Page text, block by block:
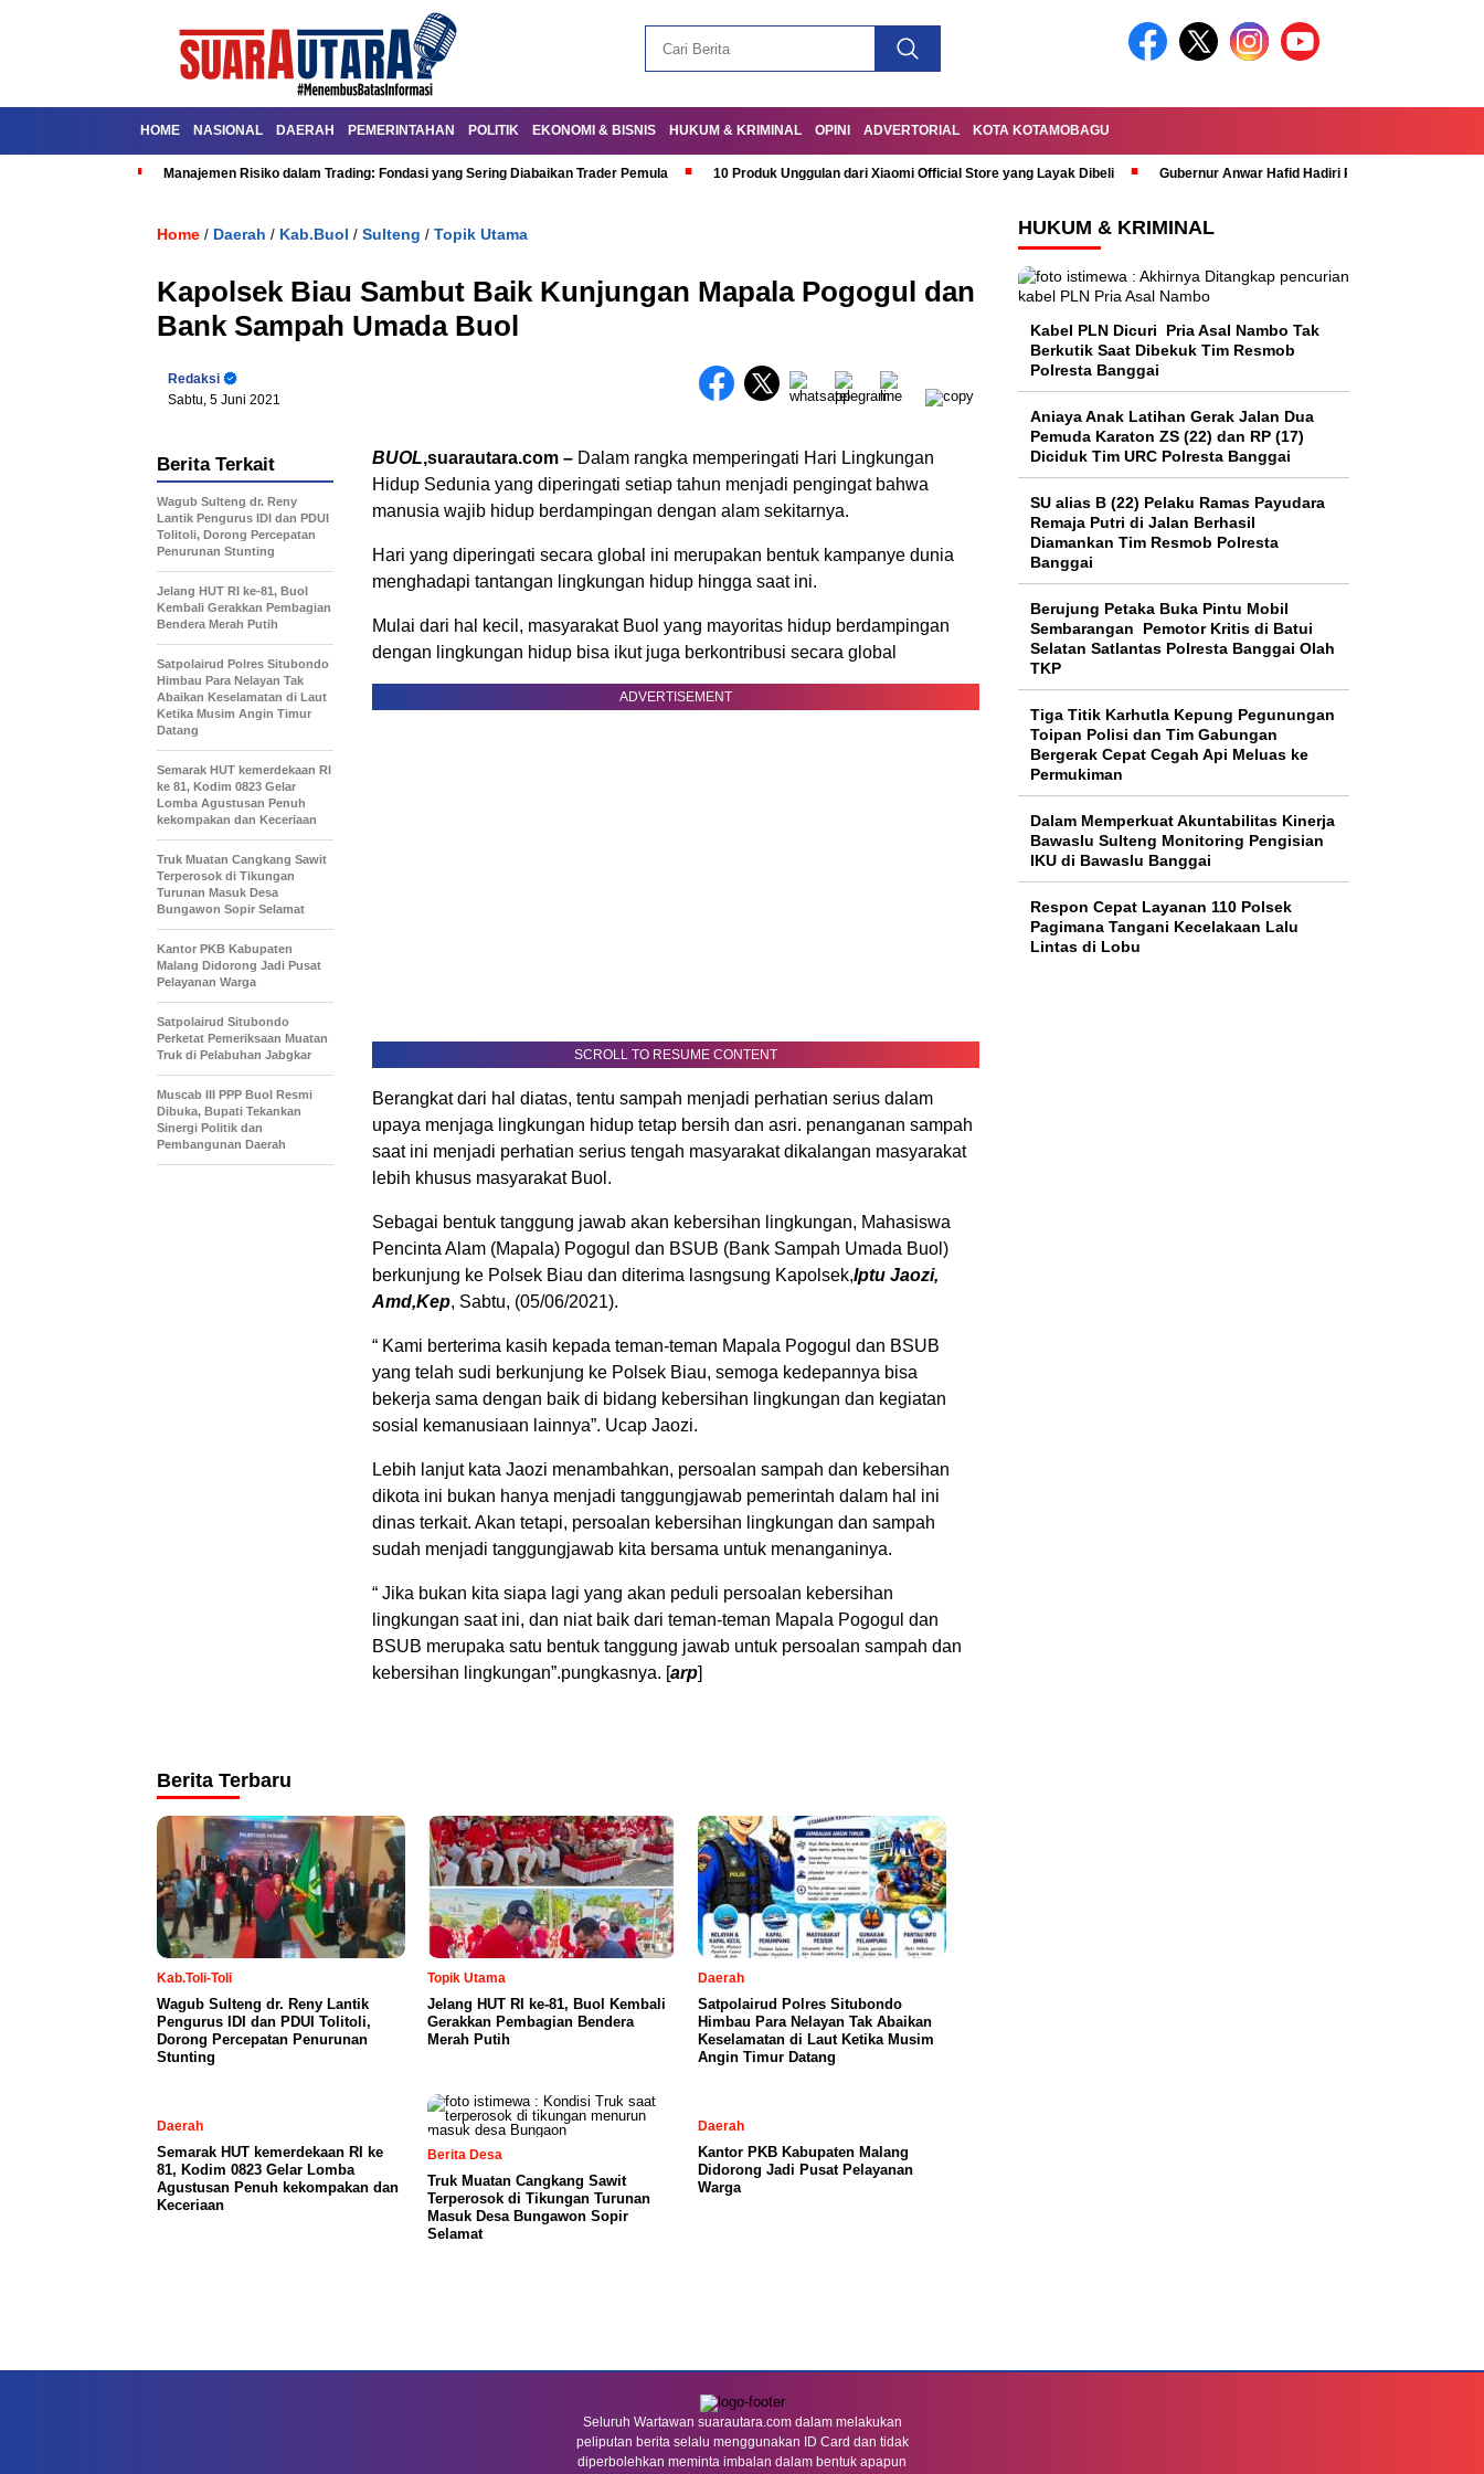
HOME NASIONAL DAERAH PEMERINTAHAN POLITIK EKONOMI & BISNIS HUKUM & KRIMINAL OPINI ADVERTORIAL KOTA KOTAMOBAGU
Manajemen Risiko dalam Trading: Fondasi yang Sering Diabaikan Trader Pemula 10 Produk Unggulan dari Xiaomi Official Store yang Layak Dibeli Gubernur Anwar Hafid Hadiri Rapat Paripurna
Home / Daerah / Kab.Buol / Sulteng / Topik Utama
Kapolsek Biau Sambut Baik Kunjungan Mapala Pogogul dan
Bank Sampah Umada Buol
Redaksi
Sabtu, 5 Juni 2021
BUOL,suarautara.com – Dalam rangka memperingati Hari Lingkungan
Hidup Sedunia yang diperingati setiap tahun menjadi pengingat bahwa
manusia wajib hidup berdampingan dengan alam sekitarnya.
Hari yang diperingati secara global ini merupakan bentuk kampanye dunia
menghadapi tantangan lingkungan hidup hingga saat ini.
Mulai dari hal kecil, masyarakat Buol yang mayoritas hidup berdampingan
dengan lingkungan hidup bisa ikut juga berkontribusi secara global
ADVERTISEMENT
SCROLL TO RESUME CONTENT
Berangkat dari hal diatas, tentu sampah menjadi perhatian serius dalam
upaya menjaga lingkungan hidup tetap bersih dan asri. penanganan sampah
saat ini menjadi perhatian serius tengah masyarakat dikalangan masyarakat
lebih khusus masyarakat Buol.
Sebagai bentuk tanggung jawab akan kebersihan lingkungan, Mahasiswa
Pencinta Alam (Mapala) Pogogul dan BSUB (Bank Sampah Umada Buol)
berkunjung ke Polsek Biau dan diterima lasngsung Kapolsek,Iptu Jaozi,
Amd,Kep, Sabtu, (05/06/2021).
“ Kami berterima kasih kepada teman-teman Mapala Pogogul dan BSUB
yang telah sudi berkunjung ke Polsek Biau, semoga kedepannya bisa
bekerja sama dengan baik di bidang kebersihan lingkungan dan kegiatan
sosial kemanusiaan lainnya”. Ucap Jaozi.
Lebih lanjut kata Jaozi menambahkan, persoalan sampah dan kebersihan
dikota ini bukan hanya menjadi tanggungjawab pemerintah dalam hal ini
dinas terkait. Akan tetapi, persoalan kebersihan lingkungan dan sampah
sudah menjadi tanggungjawab kita bersama untuk menanganinya.
“ Jika bukan kita siapa lagi yang akan peduli persoalan kebersihan
lingkungan saat ini, dan niat baik dari teman-teman Mapala Pogogul dan
BSUB merupaka satu bentuk tanggung jawab untuk persoalan sampah dan
kebersihan lingkungan”.pungkasnya. [arp]
Berita Terkait
Wagub Sulteng dr. Reny
Lantik Pengurus IDI dan PDUI
Tolitoli, Dorong Percepatan
Penurunan Stunting
Jelang HUT RI ke-81, Buol
Kembali Gerakkan Pembagian
Bendera Merah Putih
Satpolairud Polres Situbondo
Himbau Para Nelayan Tak
Abaikan Keselamatan di Laut
Ketika Musim Angin Timur
Datang
Semarak HUT kemerdekaan RI
ke 81, Kodim 0823 Gelar
Lomba Agustusan Penuh
kekompakan dan Keceriaan
Truk Muatan Cangkang Sawit
Terperosok di Tikungan
Turunan Masuk Desa
Bungawon Sopir Selamat
Kantor PKB Kabupaten
Malang Didorong Jadi Pusat
Pelayanan Warga
Satpolairud Situbondo
Perketat Pemeriksaan Muatan
Truk di Pelabuhan Jabgkar
Muscab III PPP Buol Resmi
Dibuka, Bupati Tekankan
Sinergi Politik dan
Pembangunan Daerah
Berita Terbaru
Kab.Toli-Toli
Wagub Sulteng dr. Reny Lantik
Pengurus IDI dan PDUI Tolitoli,
Dorong Percepatan Penurunan
Stunting
Topik Utama
Jelang HUT RI ke-81, Buol Kembali
Gerakkan Pembagian Bendera
Merah Putih
Daerah
Satpolairud Polres Situbondo
Himbau Para Nelayan Tak Abaikan
Keselamatan di Laut Ketika Musim
Angin Timur Datang
Daerah
Semarak HUT kemerdekaan RI ke
81, Kodim 0823 Gelar Lomba
Agustusan Penuh kekompakan dan
Keceriaan
Berita Desa
Truk Muatan Cangkang Sawit
Terperosok di Tikungan Turunan
Masuk Desa Bungawon Sopir
Selamat
Daerah
Kantor PKB Kabupaten Malang
Didorong Jadi Pusat Pelayanan
Warga
HUKUM & KRIMINAL
Kabel PLN Dicuri Pria Asal Nambo Tak
Berkutik Saat Dibekuk Tim Resmob
Polresta Banggai
Aniaya Anak Latihan Gerak Jalan Dua
Pemuda Karaton ZS (22) dan RP (17)
Diciduk Tim URC Polresta Banggai
SU alias B (22) Pelaku Ramas Payudara
Remaja Putri di Jalan Berhasil
Diamankan Tim Resmob Polresta
Banggai
Berujung Petaka Buka Pintu Mobil
Sembarangan Pemotor Kritis di Batui
Selatan Satlantas Polresta Banggai Olah
TKP
Tiga Titik Karhutla Kepung Pegunungan
Toipan Polisi dan Tim Gabungan
Bergerak Cepat Cegah Api Meluas ke
Permukiman
Dalam Memperkuat Akuntabilitas Kinerja
Bawaslu Sulteng Monitoring Pengisian
IKU di Bawaslu Banggai
Respon Cepat Layanan 110 Polsek
Pagimana Tangani Kecelakaan Lalu
Lintas di Lobu
Seluruh Wartawan suarautara.com dalam melakukan
peliputan berita selalu menggunakan ID Card dan tidak
diperbolehkan meminta imbalan dalam bentuk apapun